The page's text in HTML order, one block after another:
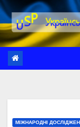
Перейти
до
вмісту
МІЖНАРОДНІ